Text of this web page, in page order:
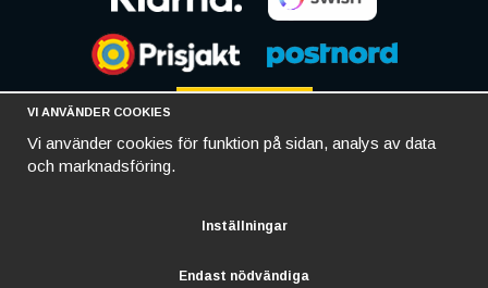
VI ANVÄNDER COOKIES
Vi använder cookies för funktion på sidan, analys av data
och marknadsföring.
Inställningar
Endast nödvändiga